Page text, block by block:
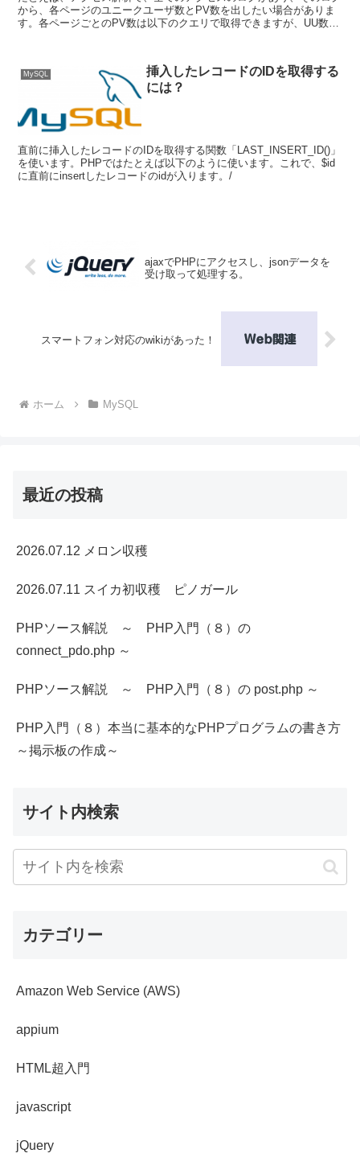
から、各ページのユニークユーザ数とPV数を出したい場合がありま
す。各ページごとのPV数は以下のクエリで取得できますが、UU数が
MySQL
挿入したレコードのIDを取得する
には？
直前に挿入したレコードのIDを取得する関数「LAST_INSERT_ID()」
を使います。PHPではたとえば以下のように使います。これで、$id
に直前にinsertしたレコードのidが入ります。/
ajaxでPHPにアクセスし、jsonデータを
受け取って処理する。
スマートフォン対応のwikiがあった！
ホーム MySQL
最近の投稿
2026.07.12 メロン収穫
2026.07.11 スイカ初収穫 ピノガール
PHPソース解説 ～ PHP入門（８）の
connect_pdo.php ～
PHPソース解説 ～ PHP入門（８）の post.php ～
PHP入門（８）本当に基本的なPHPプログラムの書き方
～掲示板の作成～
サイト内検索
カテゴリー
Amazon Web Service (AWS)
appium
HTML超入門
javascript
jQuery